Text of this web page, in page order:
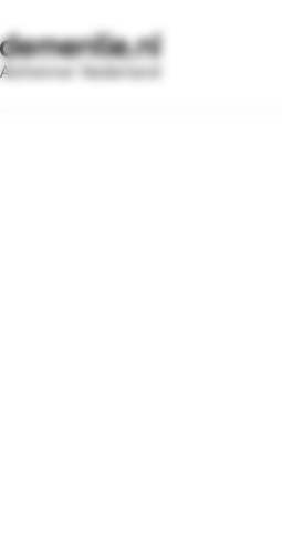
Alzheimer Nederland